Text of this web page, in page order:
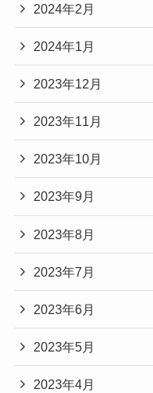
2024年2月
2024年1月
2023年12月
2023年11月
2023年10月
2023年9月
2023年8月
2023年7月
2023年6月
2023年5月
2023年4月